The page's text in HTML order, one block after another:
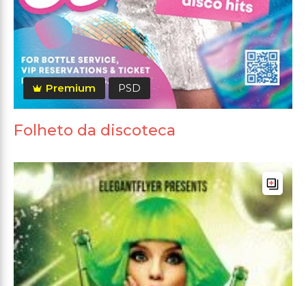
Premium PSD
Folheto da discoteca